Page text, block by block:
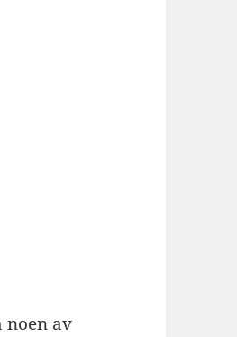
noen av